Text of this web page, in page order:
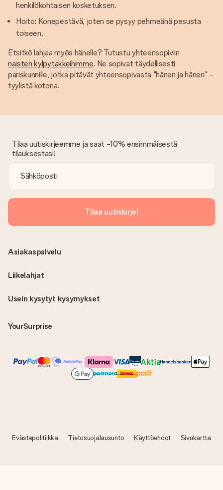
henkilökohtaisen kosketuksen.
Hoito: Konepestävä, joten se pysyy pehmeänä pesusta
toiseen.
Etsitkö lahjaa myös hänelle? Tutustu yhteensopiviin
naisten kylpytakkeihimme. Ne sopivat täydellisesti
pariskunnille, jotka pitävät yhteensopivasta "hänen ja hänen" -
tyylistä kotona.
Tilaa uutiskirjeemme ja saat -10% ensimmäisestä
tilauksestasi!
Tilaa uutiskirje!
Usein kysytyt kysymykset
YourSurprise
Asiakaspalvelu
Liikelahjat
Evästepolitiikka Tietosuojalausunto Käyttöehdot Sivukartta